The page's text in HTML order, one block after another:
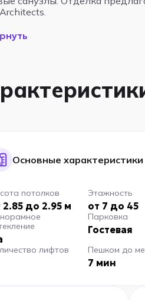
Основные характеристики
потолков
2.85 до 2.95 м
Этажность
от 7 до 45
Парковка
Гостевая
лифтов Пешком до
7 мин